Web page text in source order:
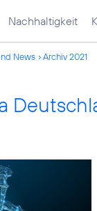
Nachhaltigkeit
News Archiv 2021